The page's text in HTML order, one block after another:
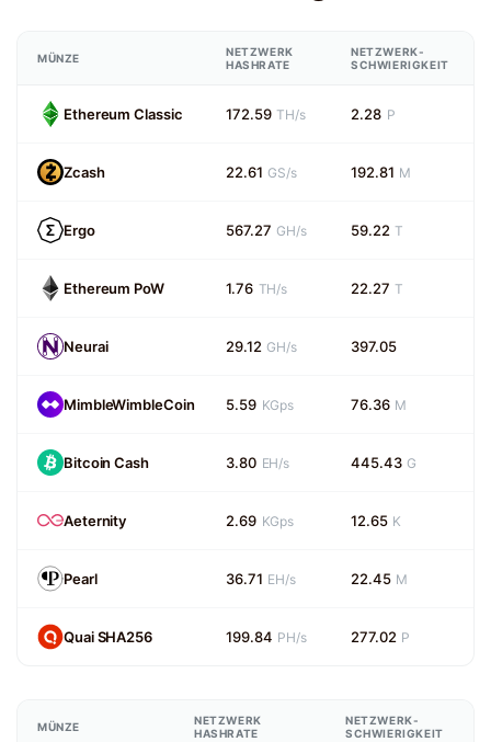
MÜNZE
NETZWERK
HASHRATE
NETZWERK-
SCHWIERIGKEIT
Ethereum Classic 172.59 TH/s 2.28 P
Zcash 22.61 GS/s 192.81 M
Ergo 567.27 GH/s 59.22 T
Ethereum PoW 1.76 TH/s 22.27 T
Neurai 29.12 GH/s 397.05
MimbleWimbleCoin 5.59 KGps 76.36 M
Bitcoin Cash 3.80 EH/s 445.43 G
Aeternity 2.69 KGps 12.65 K
Pearl 36.71 EH/s 22.45 M
Quai SHA256 199.84 PH/s 277.02 P
MÜNZE
NETZWERK
HASHRATE
NETZWERK-
SCHWIERIGKEIT